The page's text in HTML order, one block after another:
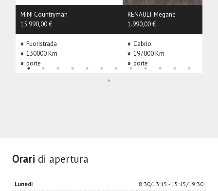
MINI Countryman
15.990,00 €
» Fuoristrada
» 130000 Km
» porte
RENAULT Megane
1.990,00 €
» Cabrio
» 197000 Km
» porte
Orari di apertura
Lunedi
8:30/13:15 - 15:15/19:30